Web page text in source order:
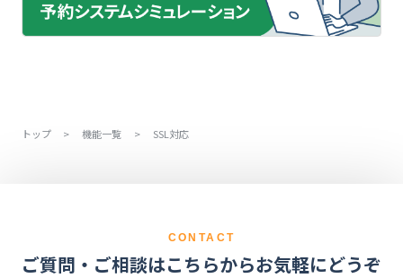
トップ > 機能一覧 > SSL対応
CONTACT
ご質問・ご相談はこちらからお気軽にどうぞ